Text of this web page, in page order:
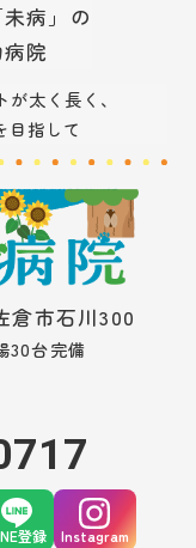
病」の
院
太く長く、
目指して
倉市石川300
30台完備
登録 Instagram